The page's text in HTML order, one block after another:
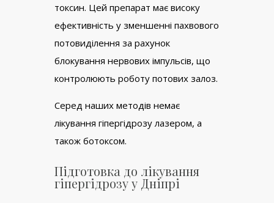
токсин. Цей препарат має високу
ефективність у зменшенні пахвового
потовиділення за рахунок
блокування нервових імпульсів, що
контролюють роботу потових залоз.
Серед наших методів немає
лікування гіпергідрозу лазером, а
також ботоксом.
Підготовка до лікування
гіпергідрозу у Дніпрі